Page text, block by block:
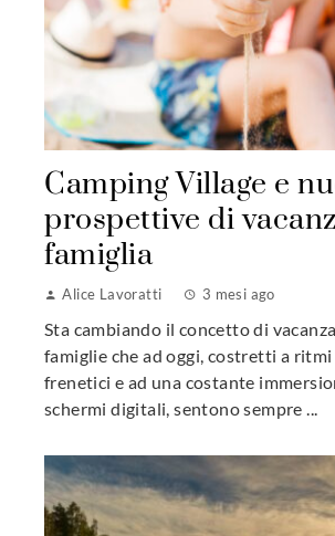
Camping Village e
prospettive di
famiglia
Alice Lavoratti 3 mesi ago
Sta cambiando il concetto di
famiglie che ad oggi, costretti a
frenetici e ad una costante
schermi digitali, sentono sempre ...